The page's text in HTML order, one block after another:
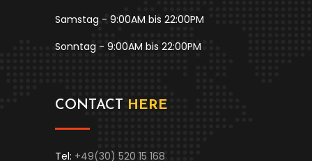
Samstag - 9:00AM bis 22:00PM
Sonntag - 9:00AM bis 22:00PM
CONTACT HERE
Tel: +49(30) 520 15 168